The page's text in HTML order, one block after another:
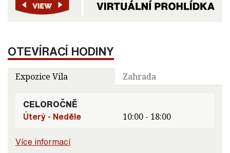
OTEVÍRACÍ HODINY
Expozice Vila Zahrada
CELOROČNĚ
Úterý - Neděle
10:00 - 18:00
Více informací